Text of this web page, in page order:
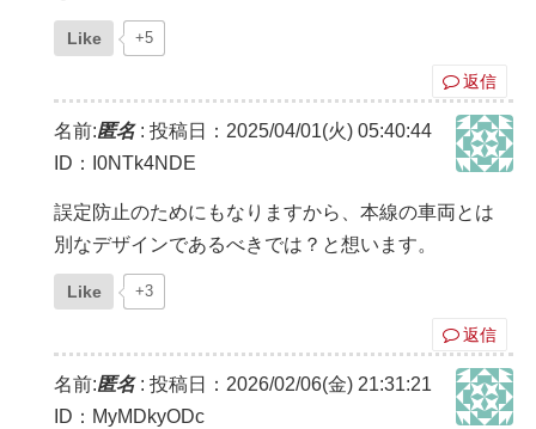
Like +5
返信
名前:匿名: 投稿日：2025/04/01(火) 05:40:44
ID：I0NTk4NDE
誤定防止のためにもなりますから、本線の車両とは
別なデザインであるべきでは？と想います。
Like +3
返信
名前:匿名: 投稿日：2026/02/06(金) 21:31:21
ID：MyMDkyODc